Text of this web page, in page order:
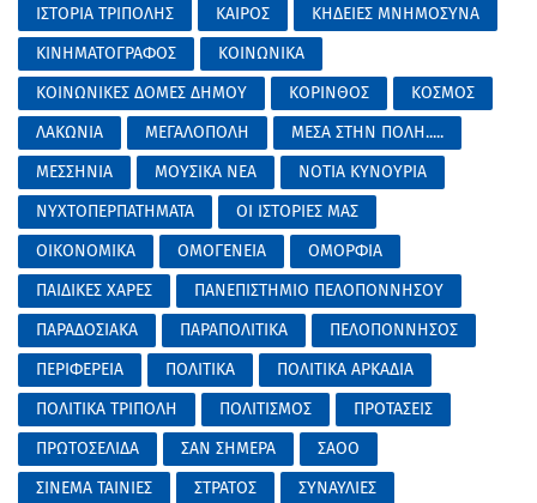
ΙΣΤΟΡΙΑ ΤΡΙΠΟΛΗΣ
ΚΑΙΡΟΣ
ΚΗΔΕΙΕΣ ΜΝΗΜΟΣΥΝΑ
ΚΙΝΗΜΑΤΟΓΡΑΦΟΣ
ΚΟΙΝΩΝΙΚΑ
ΚΟΙΝΩΝΙΚΕΣ ΔΟΜΕΣ ΔΗΜΟΥ
ΚΟΡΙΝΘΟΣ
ΚΟΣΜΟΣ
ΛΑΚΩΝΙΑ
ΜΕΓΑΛΟΠΟΛΗ
ΜΕΣΑ ΣΤΗΝ ΠΟΛΗ.....
ΜΕΣΣΗΝΙΑ
ΜΟΥΣΙΚΑ ΝΕΑ
ΝΟΤΙΑ ΚΥΝΟΥΡΙΑ
ΝΥΧΤΟΠΕΡΠΑΤΗΜΑΤΑ
ΟΙ ΙΣΤΟΡΙΕΣ ΜΑΣ
ΟΙΚΟΝΟΜΙΚΑ
ΟΜΟΓΕΝΕΙΑ
ΟΜΟΡΦΙΑ
ΠΑΙΔΙΚΕΣ ΧΑΡΕΣ
ΠΑΝΕΠΙΣΤΗΜΙΟ ΠΕΛΟΠΟΝΝΗΣΟΥ
ΠΑΡΑΔΟΣΙΑΚΑ
ΠΑΡΑΠΟΛΙΤΙΚΑ
ΠΕΛΟΠΟΝΝΗΣΟΣ
ΠΕΡΙΦΕΡΕΙΑ
ΠΟΛΙΤΙΚΑ
ΠΟΛΙΤΙΚΑ ΑΡΚΑΔΙΑ
ΠΟΛΙΤΙΚΑ ΤΡΙΠΟΛΗ
ΠΟΛΙΤΙΣΜΟΣ
ΠΡΟΤΑΣΕΙΣ
ΠΡΩΤΟΣΕΛΙΔΑ
ΣΑΝ ΣΗΜΕΡΑ
ΣΑΟΟ
ΣΙΝΕΜΑ ΤΑΙΝΙΕΣ
ΣΤΡΑΤΟΣ
ΣΥΝΑΥΛΙΕΣ